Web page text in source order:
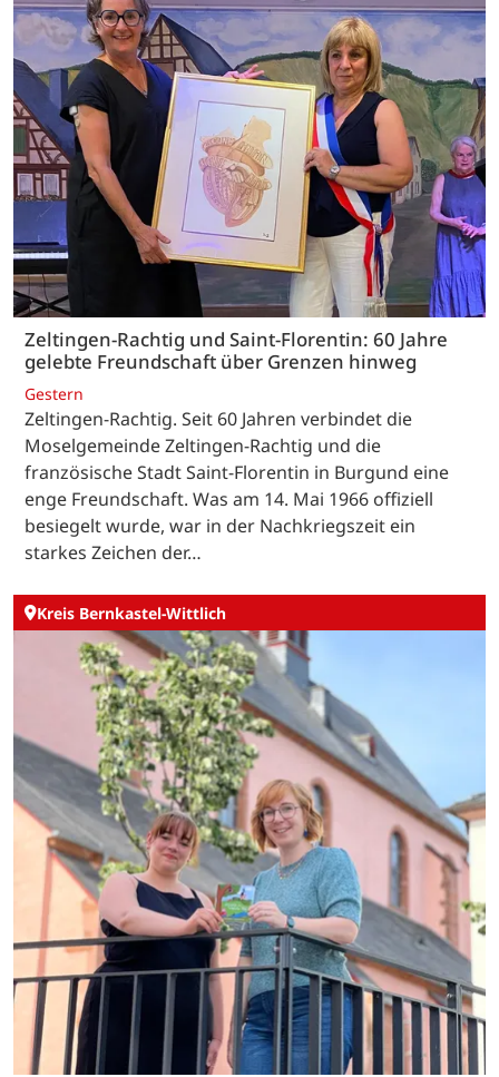
Zeltingen-Rachtig und Saint-Florentin: 60 Jahre
gelebte Freundschaft über Grenzen hinweg
Gestern
Zeltingen-Rachtig. Seit 60 Jahren verbindet die
Moselgemeinde Zeltingen-Rachtig und die
französische Stadt Saint-Florentin in Burgund eine
enge Freundschaft. Was am 14. Mai 1966 offiziell
besiegelt wurde, war in der Nachkriegszeit ein
starkes Zeichen der…
Kreis Bernkastel-Wittlich